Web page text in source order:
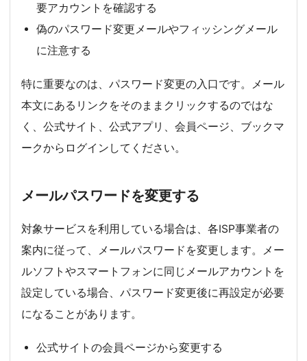
要アカウントを確認する
偽のパスワード変更メールやフィッシングメール
に注意する
特に重要なのは、パスワード変更の入口です。メール
本文にあるリンクをそのままクリックするのではな
く、公式サイト、公式アプリ、会員ページ、ブックマ
ークからログインしてください。
メールパスワードを変更する
対象サービスを利用している場合は、各ISP事業者の
案内に従って、メールパスワードを変更します。メー
ルソフトやスマートフォンに同じメールアカウントを
設定している場合、パスワード変更後に再設定が必要
になることがあります。
公式サイトの会員ページから変更する